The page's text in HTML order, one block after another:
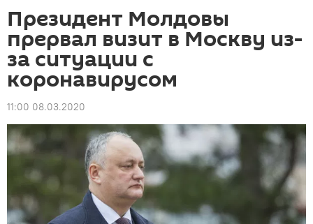
Президент Молдовы
прервал визит в Москву из-
за ситуации с
коронавирусом
11:00 08.03.2020